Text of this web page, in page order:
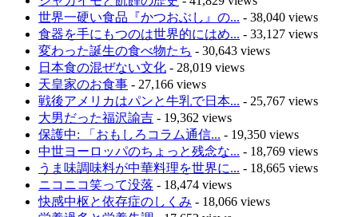
世界一硬い食品『かつおぶし』の... - 38,040 views
食器を手にもつのは世界的にはめ... - 33,127 views
変わった誕生の食べ物たち - 30,643 views
日本食の混ぜない文化 - 28,019 views
天皇家のお食事 - 27,166 views
戦後アメリカはパンと牛乳で日本... - 25,767 views
大男だった福沢諭吉 - 19,362 views
保護中: 「おもしろコラム通信... - 19,350 views
中世ヨーロッパのちょっと残念な... - 18,769 views
うま味調味料が中華料理を世界に... - 18,665 views
ニコニコ笑って没落 - 18,474 views
快感中枢と依存症のしくみ - 18,066 views